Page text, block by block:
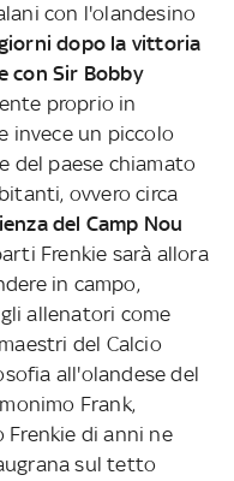
con l'olandesino
dopo la vittoria
con Sir Bobby
proprio in
invece un piccolo
del paese chiamato
ovvero circa
del Camp Nou
Frenkie sarà allora
in campo,
allenatori come
del Calcio
all'olandese del
Frank,
Frenkie di anni ne
sul tetto